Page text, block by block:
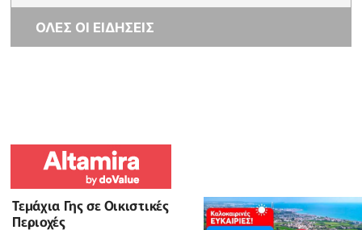
ΟΛΕΣ ΟΙ ΕΙΔΗΣΕΙΣ
Τεμάχια Γης σε Οικιστικές
Περιοχές